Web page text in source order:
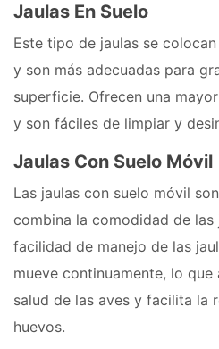
Jaulas En Suelo
Este tipo de jaulas se
y son más adecuadas para
superficie. Ofrecen una
y son fáciles de limpiar y
Jaulas Con Suelo Móvil
Las jaulas con suelo móvil
combina la comodidad de las
facilidad de manejo de las
mueve continuamente, lo que
salud de las aves y facilita la
huevos.